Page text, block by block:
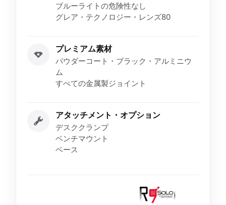
ブルーライトの危険性なし
グレア・テクノロジー・レンズ80
プレミアム素材
パウダーコート・ブラック・アルミニウ
ム
すべての金属製ジョイント
アタッチメント・オプション
デスククランプ
ベンチマウント
ベース